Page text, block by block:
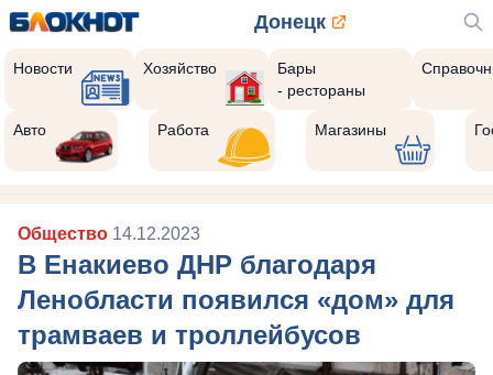
Донецк
Новости Хозяйство
Бары
- рестораны
Авто Работа Магазины
Общество 14.12.2023
В Енакиево ДНР благодаря
Ленобласти появился «дом» для
трамваев и троллейбусов